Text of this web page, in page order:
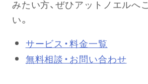
みたい方、ぜひアットノエルへ
い。
サービス・料金一覧
無料相談・お問い合わせ